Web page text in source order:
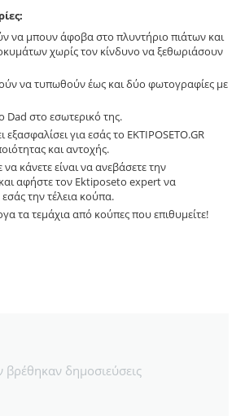
να μπουν άφοβα στο πλυντήριο πιάτων και
χωρίς τον κίνδυνο να ξεθωριάσουν
να τυπωθούν έως και δύο φωτογραφίες με
Dad στο εσωτερικό της.
εξασφαλίσει για εσάς το EKTIPOSETO.GR
και αντοχής.
κάνετε είναι να ανεβάσετε την
αφήστε τον Ektiposeto expert να
την τέλεια κούπα.
τα τεμάχια από κούπες που επιθυμείτε!
βρέθηκαν δημοσιεύσεις